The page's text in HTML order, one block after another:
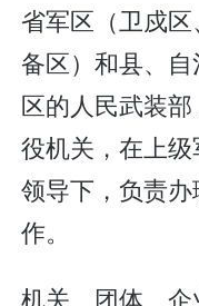
省军区（卫戍
备区）和县、
区的人民武装
役机关，在上
领导下，负责
作。
机关、团体、